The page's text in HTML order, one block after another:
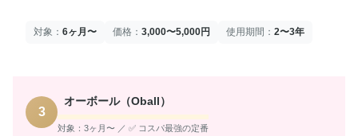
対象： 6ヶ月〜 価格： 3,000〜5,000円 使用期間： 2〜3年
3
オーボール（Oball）
対象：3ヶ月〜 ／ ✅ コスパ最強の定番